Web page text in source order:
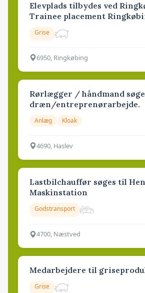
Elevplads tilbydes ved
Trainee placement
Grise
6950, Ringkøbing
Rørlægger / håndmand
dræn/entreprenørarbejde.
Anlæg Kloak
4690, Haslev
Lastbilchauffør søges til
Maskinstation
Godstransport
4700, Næstved
Medarbejdere til
Grise